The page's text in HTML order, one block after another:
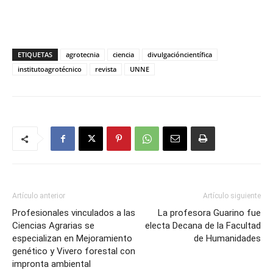
ETIQUETAS agrotecnia ciencia
divulgacióncientífica
institutoagrotécnico
revista UNNE
Artículo anterior
Profesionales vinculados a las
Ciencias Agrarias se
especializan en Mejoramiento
genético y Vivero forestal con
impronta ambiental
Artículo siguiente
La profesora Guarino fue
electa Decana de la Facultad
de Humanidades